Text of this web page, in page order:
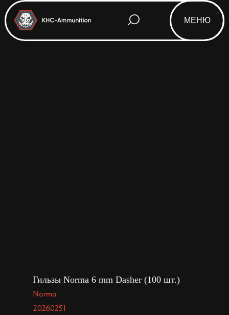
МЕНЮ
Html code will be here
Гильзы Norma 6 mm Dasher (100 шт.)
Norma
20260251